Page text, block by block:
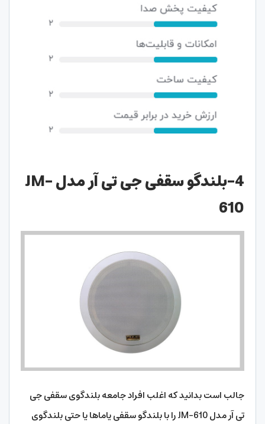
4-بلندگو سقفی جی تی آر مدل JM-
610
جالب است بدانید که اغلب افراد جامعه بلندگوی سقفی جی
تی آر مدل JM-610 را با بلندگو سقفی یاماها یا حتی بلندگوی